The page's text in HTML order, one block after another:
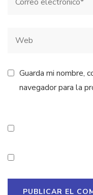
Guarda mi nombre,
navegador para la